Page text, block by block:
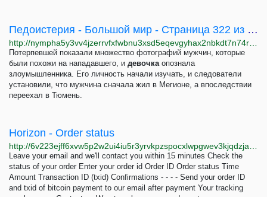
Педоистерия - Большой мир - Страница 322 из 444 - Нимфетомания
Потерпевшей показали множество фотографий мужчин, которые
были похожи на нападавшего, и девочкаопознала
злоумышленника. Его личность начали изучать, и следователи
установили, что мужчина сначала жил в Мегионе, а впоследствии
переехал в Тюмень.
Horizon - Order status
Leave your email and we'll contact you within 15 minutes Check the
status of your order Enter your order id Order ID Order status Time
Amount Transaction ID (txid) Confirmations - - - - Send your order ID
and txid of bitcoin payment to our email after payment Your tracking